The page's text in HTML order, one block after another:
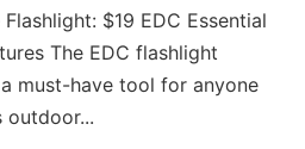
$19 EDC Essential
The EDC flashlight
must-have tool for anyone
outdoor...